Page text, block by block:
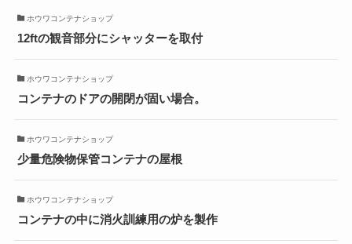
ホウワコンテナショップ
12ftの観音部分にシャッターを取付
ホウワコンテナショップ
コンテナのドアの開閉が固い場合。
ホウワコンテナショップ
少量危険物保管コンテナの屋根
ホウワコンテナショップ
コンテナの中に消火訓練用の炉を製作